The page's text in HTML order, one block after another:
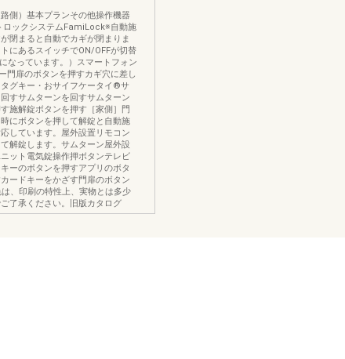
側）基本プランその他操作機器
ロックシステムFamiLock※自動施
閉まると自動でカギが閉まりま
にあるスイッチでON/OFFが切替
なっています。）スマートフォン
門扉のボタンを押すカギ穴に差し
グキー・おサイフケータイ®サ
すサムターンを回すサムターン
施解錠ボタンを押す［家側］門
にボタンを押して解錠と自動施
しています。屋外設置リモコン
解錠します。サムターン屋外設
ット電気錠操作押ボタンテレビ
ーのボタンを押すアプリのボタ
ードキーをかざす門扉のボタン
、印刷の特性上、実物とは多少
了承ください。旧版カタログ